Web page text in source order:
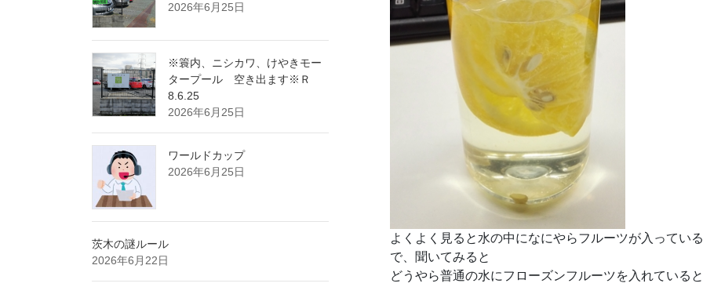
よくよく見ると水の中になにやらフルーツが入っている
で、聞いてみると
どうやら普通の水にフローズンフルーツを入れている
2026年6月25日
※簑内、ニシカワ、けやきモー
タープール 空き出ます※Ｒ
8.6.25
2026年6月25日
ワールドカップ
2026年6月25日
茨木の謎ルール
2026年6月22日